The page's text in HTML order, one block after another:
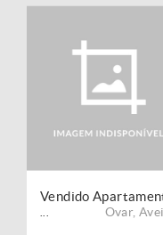
Ovar,